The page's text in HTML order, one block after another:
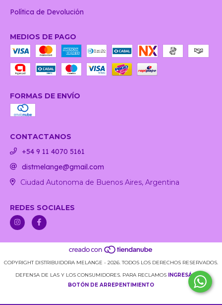
Política de Devolución
MEDIOS DE PAGO
FORMAS DE ENVÍO
CONTACTANOS
+54 9 11 4070 5161
distmelange@gmail.com
Ciudad Autonoma de Buenos Aires, Argentina
REDES SOCIALES
COPYRIGHT DISTRIBUIDORA MELANGE - 2026. TODOS LOS DERECHOS RESERVADOS.
DEFENSA DE LAS Y LOS CONSUMIDORES. PARA RECLAMOS
INGRESÁ ACÁ.
BOTÓN DE ARREPENTIMIENTO